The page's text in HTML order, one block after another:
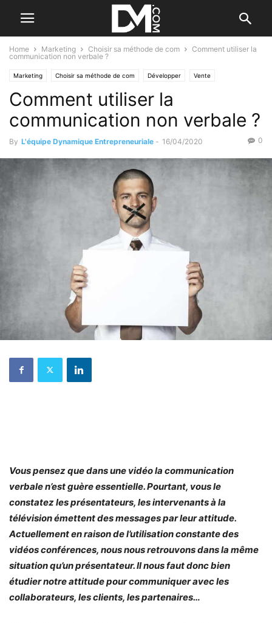
Home Marketing Choisir sa méthode de com
Comment utiliser la
communication non verbale ?
Marketing Choisir sa méthode de com Développer Vente
Comment utiliser la
communication non verbale ?
By L'équipe Dynamique Entrepreneuriale - 16/04/2020 0
Vous pensez que dans une vidéo la communication
verbale n’est guère essentielle. Pourtant, vous le
constatez les présentateurs, les intervenants à la
télévision émettent des messages par leur attitude.
Actuellement en raison de l’utilisation constante des
vidéos conférences, nous nous retrouvons dans la même
situation qu’un présentateur. Il nous faut donc bien
étudier notre attitude pour communiquer avec les
collaborateurs, les clients, les partenaires…